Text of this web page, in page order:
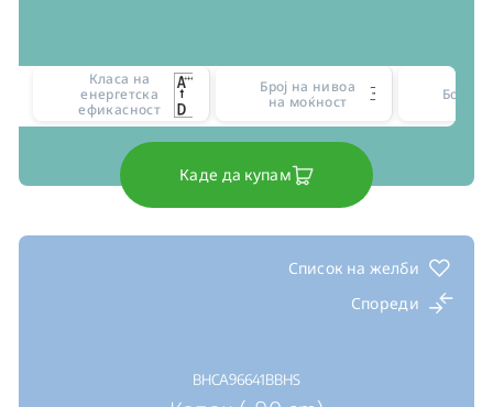
Класа на
енергетска
ефикасност
Број на нивоа
на моќност
Боја
Каде да купам
Список на желби
Спореди
BHCA96641BBHS